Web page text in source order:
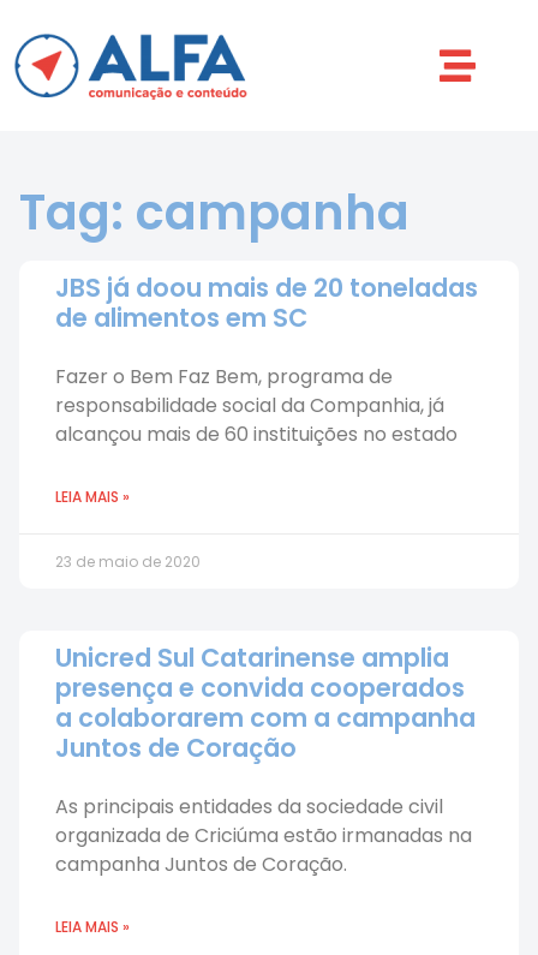
Tag: campanha
JBS já doou mais de 20 toneladas
de alimentos em SC
Fazer o Bem Faz Bem, programa de
responsabilidade social da Companhia, já
alcançou mais de 60 instituições no estado
LEIA MAIS »
23 de maio de 2020
Unicred Sul Catarinense amplia
presença e convida cooperados
a colaborarem com a campanha
Juntos de Coração
As principais entidades da sociedade civil
organizada de Criciúma estão irmanadas na
campanha Juntos de Coração.
LEIA MAIS »